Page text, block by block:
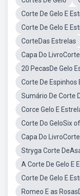
Corte De Gelo E
Corte De Gelo E
CorteDas Estrelas
Capa Do
20 PecasDe Gelo
Corte De Espinhos
Sumário De Corte
Corce Gelo E
Corte Do GeloSix
Capa Do
Stryga Corte
A Corte De Gelo E
Corte De Gelo E
Romeo E as